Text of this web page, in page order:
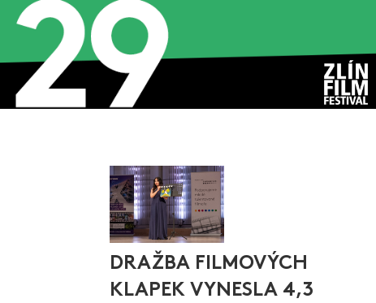
DRAŽBA FILMOVÝCH
KLAPEK VYNESLA 4,3